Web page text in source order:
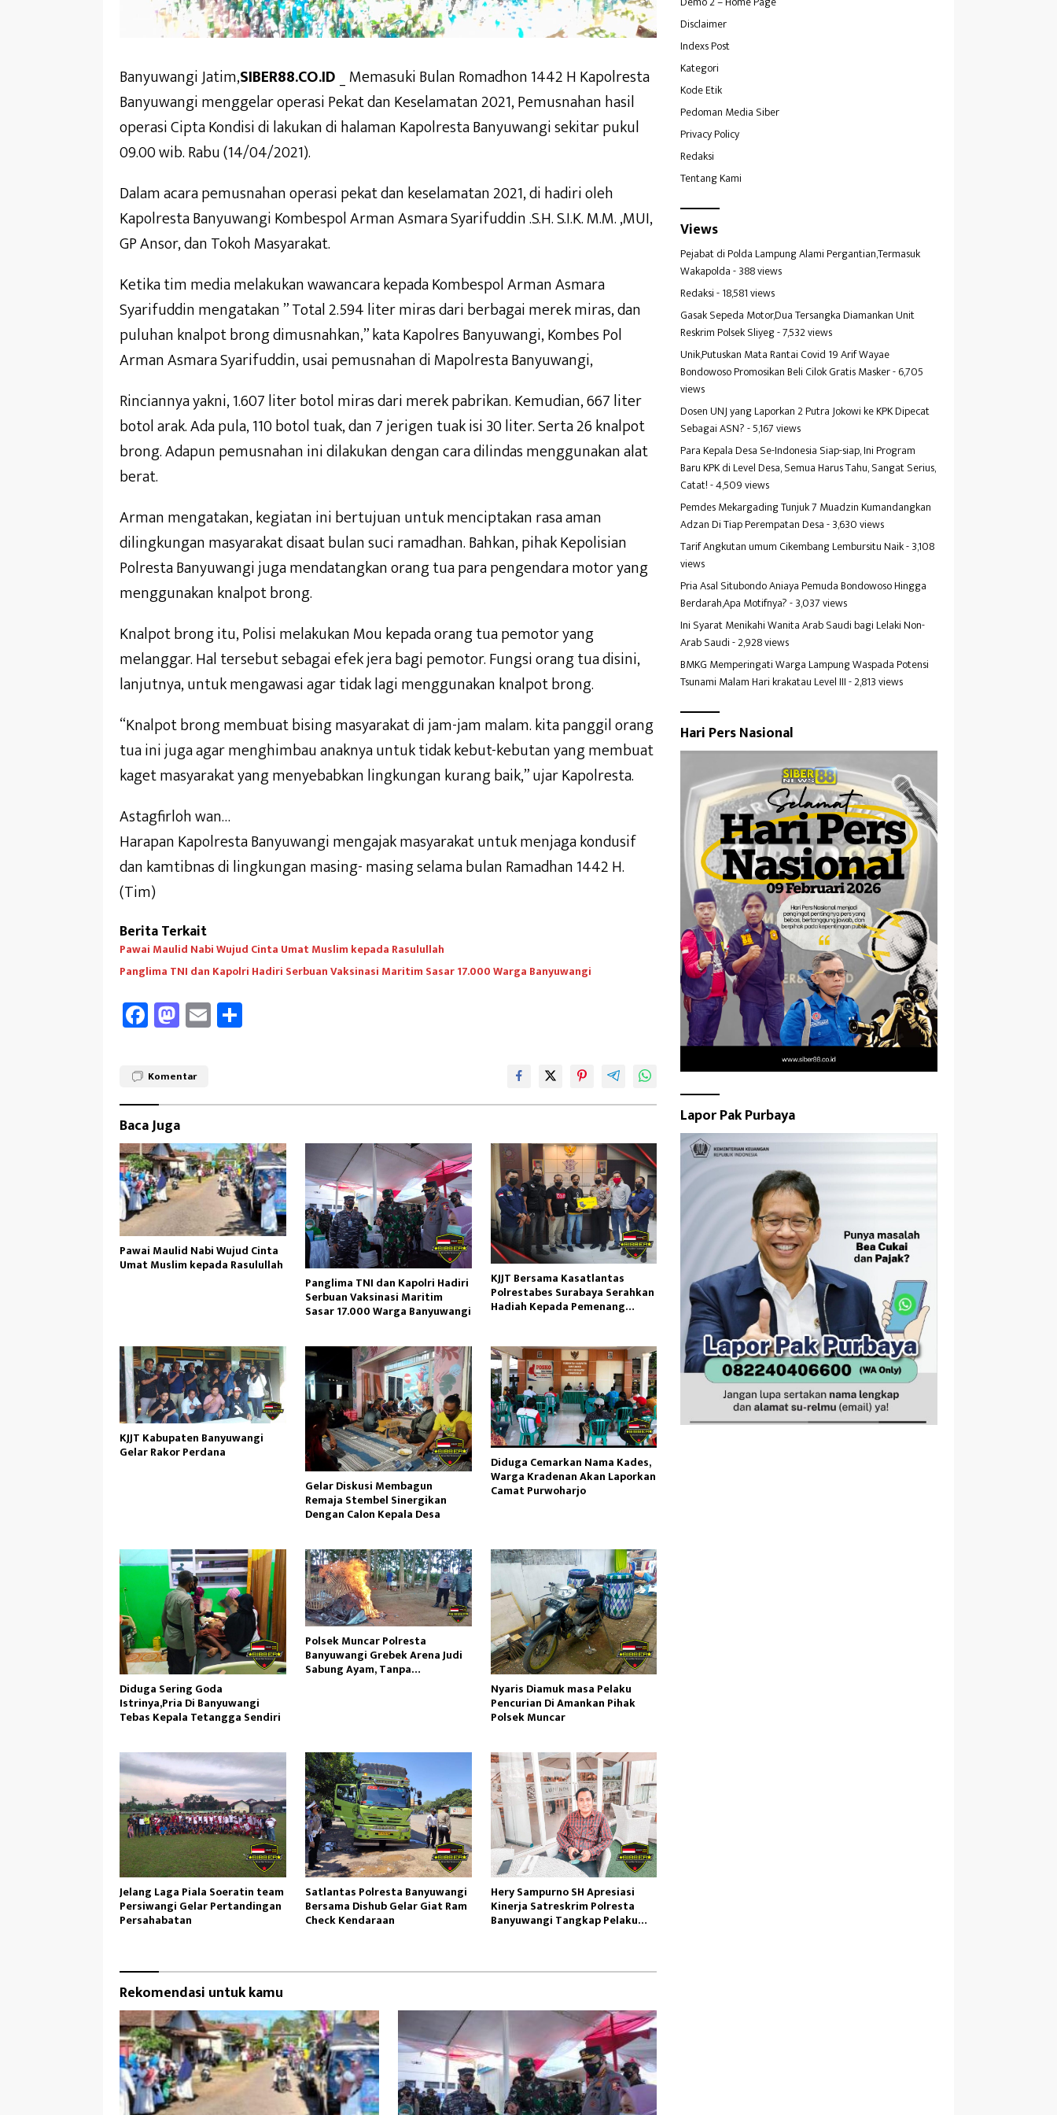
Banyuwangi Jatim,SIBER88.CO.ID _ Memasuki Bulan Romadhon 1442 H Kapolresta
Banyuwangi menggelar operasi Pekat dan Keselamatan 2021, Pemusnahan hasil
operasi Cipta Kondisi di lakukan di halaman Kapolresta Banyuwangi sekitar pukul
09.00 wib. Rabu (14/04/2021).
Dalam acara pemusnahan operasi pekat dan keselamatan 2021, di hadiri oleh
Kapolresta Banyuwangi Kombespol Arman Asmara Syarifuddin .S.H. S.I.K. M.M. ,MUI,
GP Ansor, dan Tokoh Masyarakat.
Ketika tim media melakukan wawancara kepada Kombespol Arman Asmara
Syarifuddin mengatakan ” Total 2.594 liter miras dari berbagai merek miras, dan
puluhan knalpot brong dimusnahkan,” kata Kapolres Banyuwangi, Kombes Pol
Arman Asmara Syarifuddin, usai pemusnahan di Mapolresta Banyuwangi,
Rinciannya yakni, 1.607 liter botol miras dari merek pabrikan. Kemudian, 667 liter
botol arak. Ada pula, 110 botol tuak, dan 7 jerigen tuak isi 30 liter. Serta 26 knalpot
brong. Adapun pemusnahan ini dilakukan dengan cara dilindas menggunakan alat
berat.
Arman mengatakan, kegiatan ini bertujuan untuk menciptakan rasa aman
dilingkungan masyarakat disaat bulan suci ramadhan. Bahkan, pihak Kepolisian
Polresta Banyuwangi juga mendatangkan orang tua para pengendara motor yang
menggunakan knalpot brong.
Knalpot brong itu, Polisi melakukan Mou kepada orang tua pemotor yang
melanggar. Hal tersebut sebagai efek jera bagi pemotor. Fungsi orang tua disini,
lanjutnya, untuk mengawasi agar tidak lagi menggunakan knalpot brong.
“Knalpot brong membuat bising masyarakat di jam-jam malam. kita panggil orang
tua ini juga agar menghimbau anaknya untuk tidak kebut-kebutan yang membuat
kaget masyarakat yang menyebabkan lingkungan kurang baik,” ujar Kapolresta.
Astagfirloh wan…
Harapan Kapolresta Banyuwangi mengajak masyarakat untuk menjaga kondusif
dan kamtibnas di lingkungan masing- masing selama bulan Ramadhan 1442 H.
(Tim)
Berita Terkait
Pawai Maulid Nabi Wujud Cinta Umat Muslim kepada Rasulullah
Panglima TNI dan Kapolri Hadiri Serbuan Vaksinasi Maritim Sasar 17.000 Warga Banyuwangi
Fa
ce
b
oo
k
M
as
to
d
o
n
E
m
Komentar
Baca Juga
Pawai Maulid Nabi Wujud Cinta
Umat Muslim kepada Rasulullah
Panglima TNI dan Kapolri Hadiri
Serbuan Vaksinasi Maritim
Sasar 17.000 Warga Banyuwangi
KJJT Bersama Kasatlantas
Polrestabes Surabaya Serahkan
Hadiah Kepada Pemenang
KJJT Kabupaten Banyuwangi
Gelar Rakor Perdana
Gelar Diskusi Membagun
Remaja Stembel Sinergikan
Dengan Calon Kepala Desa
Diduga Cemarkan Nama Kades,
Warga Kradenan Akan Laporkan
Camat Purwoharjo
Diduga Sering Goda
Istrinya,Pria Di Banyuwangi
Tebas Kepala Tetangga Sendiri
Polsek Muncar Polresta
Banyuwangi Grebek Arena Judi
Sabung Ayam, Tanpa
Nyaris Diamuk masa Pelaku
Pencurian Di Amankan Pihak
Polsek Muncar
Jelang Laga Piala Soeratin team
Persiwangi Gelar Pertandingan
Persahabatan
Satlantas Polresta Banyuwangi
Bersama Dishub Gelar Giat Ram
Check Kendaraan
Hery Sampurno SH Apresiasi
Kinerja Satreskrim Polresta
Banyuwangi Tangkap Pelaku
Rekomendasi untuk kamu
Disclaimer
Indexs Post
Kategori
Kode Etik
Pedoman Media Siber
Privacy Policy
Redaksi
Tentang Kami
Views
Pejabat di Polda Lampung Alami Pergantian,Termasuk
Wakapolda- 388 views
Redaksi- 18,581 views
Gasak Sepeda Motor,Dua Tersangka Diamankan Unit
Reskrim Polsek Sliyeg- 7,532 views
Unik,Putuskan Mata Rantai Covid 19 Arif Wayae
Bondowoso Promosikan Beli Cilok Gratis Masker- 6,705
views
Dosen UNJ yang Laporkan 2 Putra Jokowi ke KPK Dipecat
Sebagai ASN?- 5,167 views
Para Kepala Desa Se-Indonesia Siap-siap, Ini Program
Baru KPK di Level Desa, Semua Harus Tahu, Sangat Serius,
Catat!- 4,509 views
Pemdes Mekargading Tunjuk 7 Muadzin Kumandangkan
Adzan Di Tiap Perempatan Desa- 3,630 views
Tarif Angkutan umum Cikembang Lembursitu Naik- 3,108
views
Pria Asal Situbondo Aniaya Pemuda Bondowoso Hingga
Berdarah,Apa Motifnya?- 3,037 views
Ini Syarat Menikahi Wanita Arab Saudi bagi Lelaki Non-
Arab Saudi- 2,928 views
BMKG Memperingati Warga Lampung Waspada Potensi
Tsunami Malam Hari krakatau Level III- 2,813 views
Hari Pers Nasional
Lapor Pak Purbaya